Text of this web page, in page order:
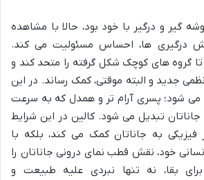
گیر و درگیر با خود بود، حالا با مشاهده
درگیری ها، احساس مسئولیت می کند.
گروه های کوچک شکل گرفته را متحد کند و
جدید و البته موقتی، کمک رساند. در این
می شود؛ پسری آرام تر و همدل که به سرعت
تبدیل می شود. کالین در این شرایط
به جاناتان کمک می کند، بلکه با
خود، نقش قطب نمای درونی جاناتان را
بقا، نه تنها نبردی علیه طبیعت و